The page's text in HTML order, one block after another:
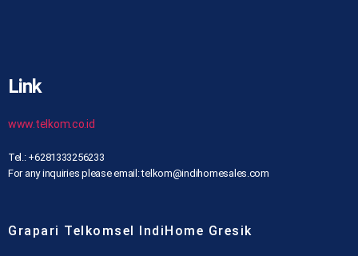
Link
www.telkom.co.id
Tel.: +6281333256233
For any inquiries please email: telkom@indihomesales.com
Grapari Telkomsel IndiHome Gresik